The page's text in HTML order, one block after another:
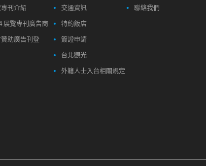
刊介紹
展覽專刊廣告商
助廣告刊登
交通資訊
特約飯店
簽證申請
台北觀光
外籍人士入台相關規定
聯絡我們